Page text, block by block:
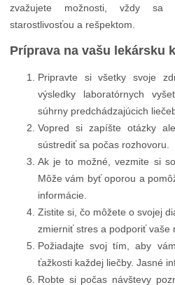
zvažujete možnosti, vždy sa
starostlivosťou a rešpektom.
Príprava na vašu lekársku
Pripravte si všetky svoje
výsledky laboratórnych
súhrny predchádzajúcich
Vopred si zapíšte otázky
sústrediť sa počas rozhovoru.
Ak je to možné, vezmite si
Môže vám byť oporou a
informácie.
Zistite si, čo môžete o svojej
zmierniť stres a podporiť vaše
Požiadajte svoj tím, aby
ťažkosti každej liečby. Jasné
Robte si počas návštevy